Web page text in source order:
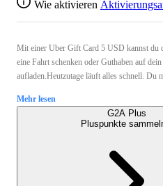
Wie aktivieren
Mit einer Uber Gift Card 5 USD kannst du
eine Fahrt schenken oder Guthaben auf
aufladen.Heutzutage läuft alles schnell. Du
Mehr lesen
G2A Plus
Pluspunkte